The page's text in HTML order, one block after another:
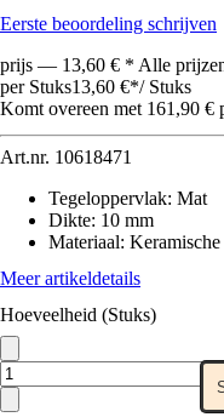
Eerste beoordeling schrijven
prijs — 13,60 € * Alle
per Stuks13,60 €*/ Stuks
Komt overeen met 161,90 €
Art.nr. 10618471
Tegeloppervlak: Mat
Dikte: 10 mm
Materiaal: Keramische
Meer artikeldetails
Hoeveelheid (Stuks)